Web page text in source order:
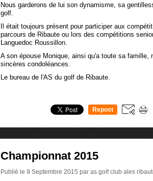
Nous garderons de lui son dynamisme, sa
golf.
Il était toujours présent pour participer aux
parcours de Ribaute ou lors des compétitions
Languedoc Roussillon.
A son épouse Monique, ainsi qu'a toute sa famille,
sincères condoléances.
Le bureau de l'AS du golf de Ribaute.
Repost
Championnat 2015
Publié le 9 Septembre 2015 par as golf club ales